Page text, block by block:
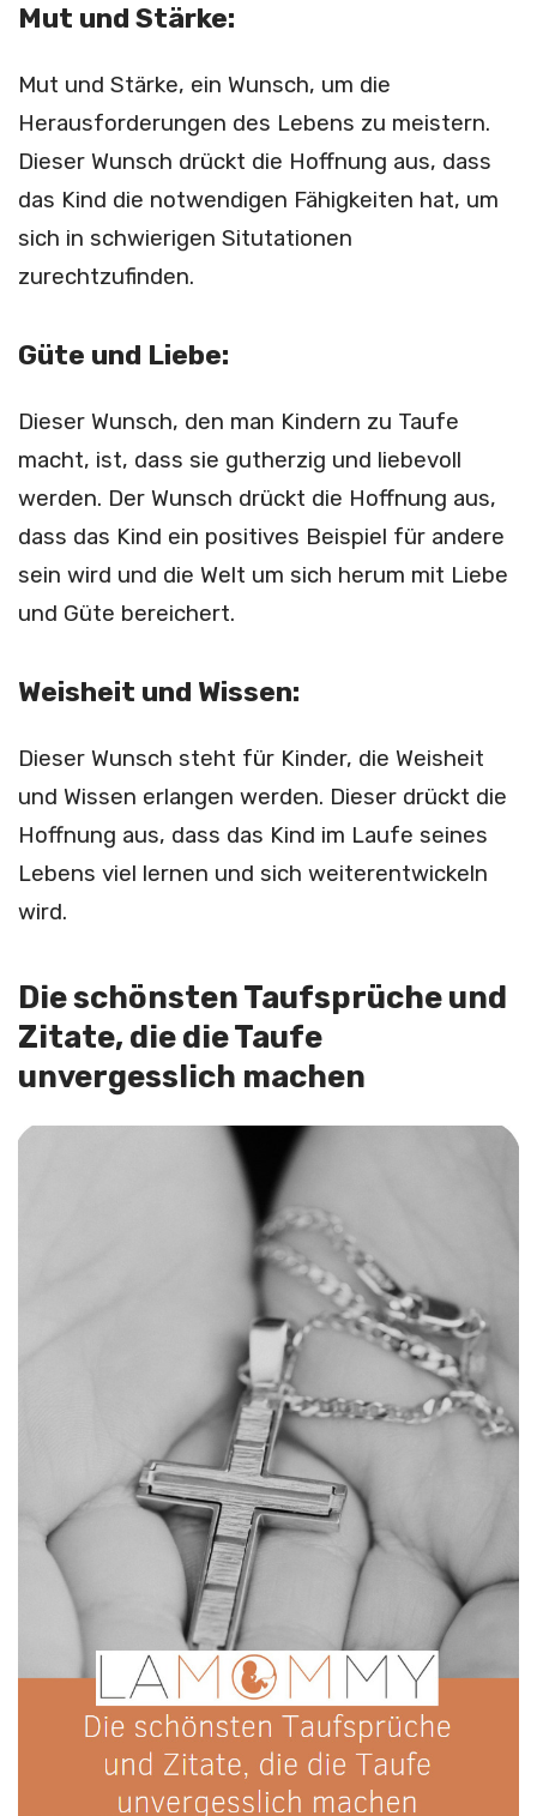
Mut und Stärke:
Mut und Stärke, ein Wunsch, um die
Herausforderungen des Lebens zu meistern.
Dieser Wunsch drückt die Hoffnung aus, dass
das Kind die notwendigen Fähigkeiten hat, um
sich in schwierigen Situtationen
zurechtzufinden.
Güte und Liebe:
Dieser Wunsch, den man Kindern zu Taufe
macht, ist, dass sie gutherzig und liebevoll
werden. Der Wunsch drückt die Hoffnung aus,
dass das Kind ein positives Beispiel für andere
sein wird und die Welt um sich herum mit Liebe
und Güte bereichert.
Weisheit und Wissen:
Dieser Wunsch steht für Kinder, die Weisheit
und Wissen erlangen werden. Dieser drückt die
Hoffnung aus, dass das Kind im Laufe seines
Lebens viel lernen und sich weiterentwickeln
wird.
Die schönsten Taufsprüche und
Zitate, die die Taufe
unvergesslich machen